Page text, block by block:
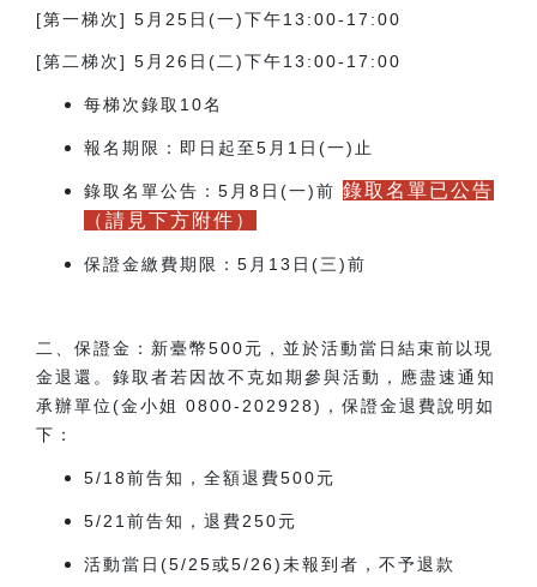
[第一梯次] 5月25日(一)下午13:00-17:00
[第二梯次] 5月26日(二)下午13:00-17:00
每梯次錄取10名
報名期限：即日起至5月1日(一)止
錄取名單公告：5月8日(一)前 錄取名單已公告
（請見下方附件）
保證金繳費期限：5月13日(三)前
二、保證金：新臺幣500元，並於活動當日結束前以現
金退還。錄取者若因故不克如期參與活動，應盡速通知
承辦單位(金小姐 0800-202928)，保證金退費說明如
下：
5/18前告知，全額退費500元
5/21前告知，退費250元
活動當日(5/25或5/26)未報到者，不予退款